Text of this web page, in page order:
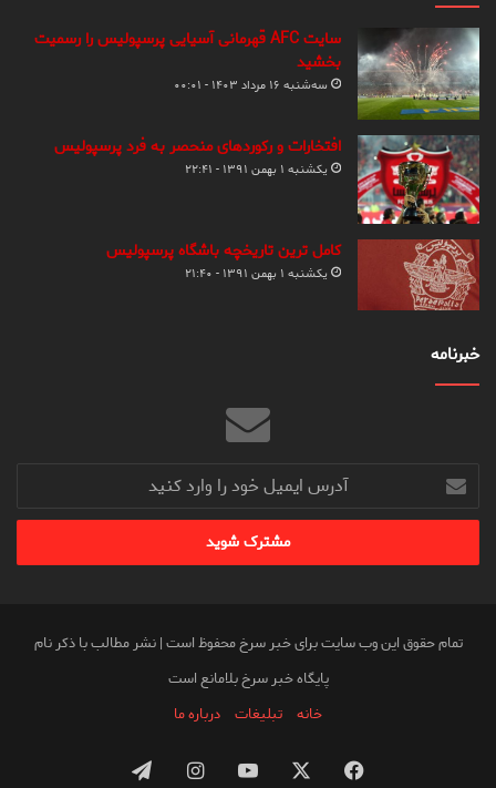
سایت AFC قهرمانی آسیایی پرسپولیس را رسمیت
بخشید
سه‌شنبه ۱۶ مرداد ۱۴۰۳ - ۰۰:۰۱
افتخارات و رکوردهای منحصر به فرد پرسپولیس
یکشنبه ۱ بهمن ۱۳۹۱ - ۲۲:۴۱
کامل ترین تاریخچه باشگاه پرسپولیس
یکشنبه ۱ بهمن ۱۳۹۱ - ۲۱:۴۰
خبرنامه
آدرس
ایمیل
خود
وارد
تمام حقوق این وب سایت برای خبر سرخ محفوظ است | نشر مطالب با ذکر نام
پایگاه خبر سرخ بلامانع است
خانه
تبلیغات درباره ما
فیس یوتیوباینستاگرامتلگرام